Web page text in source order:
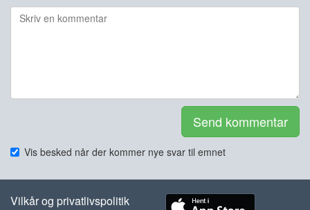
Send kommentar
Vis besked når der kommer nye svar til emnet
Vilkår og privatlivspolitik